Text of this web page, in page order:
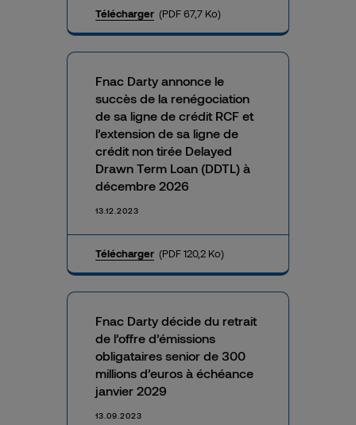
Télécharger (PDF 67,7 Ko)
Fnac Darty annonce le
succès de la renégociation
de sa ligne de crédit RCF et
l’extension de sa ligne de
crédit non tirée Delayed
Drawn Term Loan (DDTL) à
décembre 2026
13.12.2023
Télécharger (PDF 120,2 Ko)
Fnac Darty décide du retrait
de l’offre d’émissions
obligataires senior de 300
millions d’euros à échéance
janvier 2029
13.09.2023